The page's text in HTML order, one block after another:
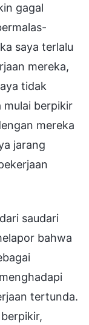
gagal
saya terlalu
mereka,
tidak
mulai berpikir
mereka
jarang
saudari
bahwa
tertunda.